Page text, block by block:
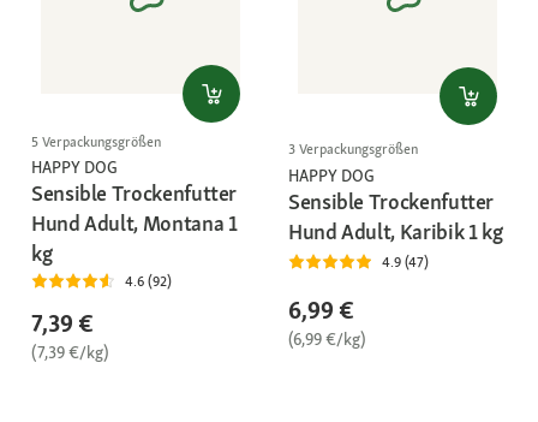
5 Verpackungsgrößen
HAPPY DOG
Sensible Trockenfutter
Hund Adult, Montana 1
kg
4.6 (92)
7,39 €
(7,39 €/kg)
3 Verpackungsgrößen
HAPPY DOG
Sensible Trockenfutter
Hund Adult, Karibik 1 kg
4.9 (47)
6,99 €
(6,99 €/kg)